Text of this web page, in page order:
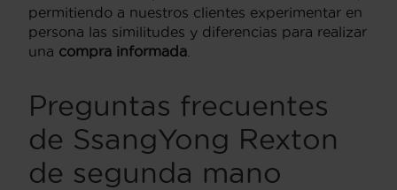
permitiendo a nuestros clientes experimentar en
persona las similitudes y diferencias para realizar
una compra informada
Preguntas frecuentes
de SsangYong Rexton
de segunda mano